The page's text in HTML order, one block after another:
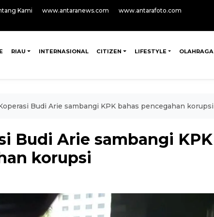
Kami www.antaranews.com
www.antarafoto.com
RIAU INTERNASIONAL CITIZEN LIFESTYLE OLAHRAGA
Budi Arie sambangi KPK bahas pencegahan korupsi
Budi Arie sambangi KPK
korupsi